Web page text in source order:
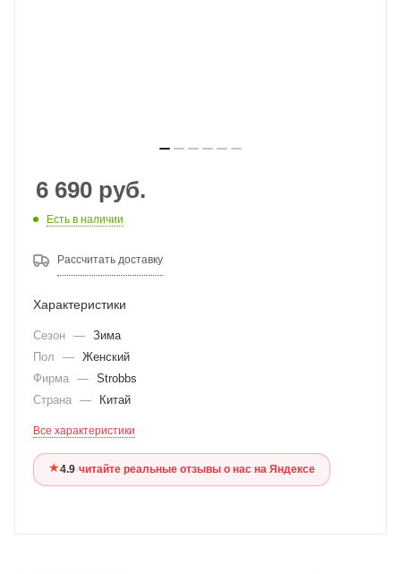
6 690 руб.
Есть в наличии
Рассчитать доставку
Характеристики
Сезон — Зима
Пол
— Женский
Фирма — Strobbs
Страна — Китай
Все характеристики
★4.9·читайте реальные отзывы о нас на Яндексе